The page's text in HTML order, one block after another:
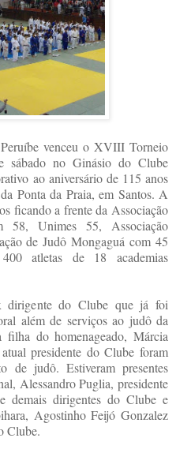
venceu o XVIII Torneio
sábado no Ginásio do Clube
ao aniversário de 115 anos
Ponta da Praia, em Santos. A
ficando a frente da Associação
58, Unimes 55, Associação
de Judô Mongaguá com 45
atletas de 18 academias
dirigente do Clube que já foi
além de serviços ao judô da
do homenageado, Márcia
presidente do Clube foram
de judô. Estiveram presentes
Alessandro Puglia, presidente
demais dirigentes do Clube e
Agostinho Feijó Gonzalez
Clube.